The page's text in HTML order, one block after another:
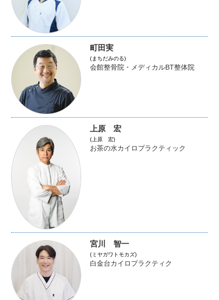
町田実
(まちだみのる)
会館整骨院・メディカルBT整体院
上原 宏
(上原 宏)
お茶の水カイロプラクティック
宮川 智一
(ミヤガワトモカズ)
白金台カイロプラクティク